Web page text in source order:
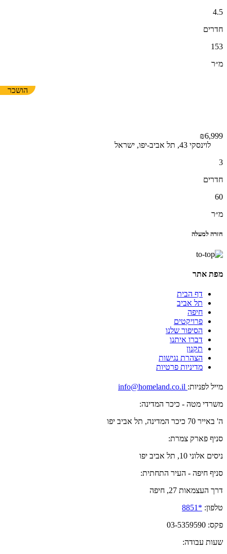
4.5
חדרים
153
מ״ר
הושכר
₪6,999
לוינסקי 43, תל אביב-יפו, ישראל
3
חדרים
60
מ״ר
חזרה למעלה
מפת אתר
דף הבית
תל אביב
חיפה
פרויקטים
הסיפור שלנו
דברו איתנו
תקנון
הצהרת נגישות
מדיניות פרטיות
מייל לפניות:
משרדי מטה - כיכר המדינה:
ה' באייר 70 כיכר המדינה, תל אביב יפו
סניף פארק צמרת:
ניסים אלוני 10, תל אביב יפו
סניף חיפה - העיר התחתית:
דרך העצמאות 27, חיפה
טלפון: *8851
פקס: 03-5359590
שעות עבודה: